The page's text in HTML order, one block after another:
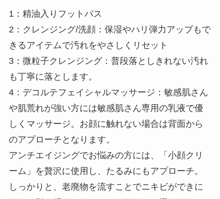
1：精油入りフットバス
2：クレンジング/洗顔：保湿やハリ弾力アップもで
きるアイテムで汚れをやさしくリセット
3：微粒子クレンジング：普段落としきれない汚れ
も丁寧に落とします。
4：デコルテフェイシャルマッサージ：敏感肌さん
や肌荒れが強い方には敏感肌さん専用の乳液で優
しくマッサージ。お顔に触れない場合は背面から
のアプローチとなります。
アンチエイジングでお悩みの方には、「小顔クリ
ーム」を贅沢に使用し、たるみにもアプローチ。
しっかりと、老廃物を流すことでニキビができに